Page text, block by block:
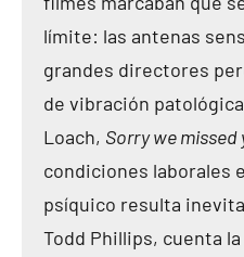
límite: las antenas
grandes directores
de vibración
Loach, Sorry we missed
condiciones laborales
psíquico resulta
Todd Phillips, cuenta